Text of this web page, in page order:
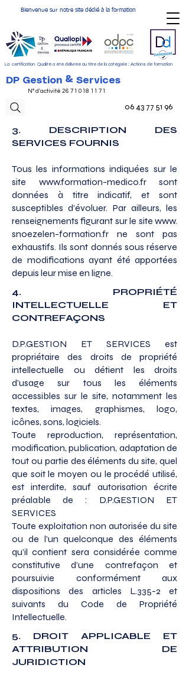
Bienvenue sur notre site dédié à la formation
La certification Qualité a été délivrée au titre de la catégorie : Actions de formation
N° d'activité 26 71 018 11 71
06 43 77 51 96
DP Gestion & Services
3. DESCRIPTION DES
SERVICES FOURNIS
Tous les informations indiquées sur le
site www.​formation-​medico.​fr sont
données à titre indicatif, et sont
susceptibles d’évoluer. Par ailleurs, les
renseignements figurant sur le site www.​
snoezelen-​formation.​fr ne sont pas
exhaustifs. Ils sont donnés sous réserve
de modifications ayant été apportées
depuis leur mise en ligne.
4. PROPRIÉTÉ
INTELLECTUELLE ET
CONTREFAÇONS
D.P.GESTION ET SERVICES est
propriétaire des droits de propriété
intellectuelle ou détient les droits
d’usage sur tous les éléments
accessibles sur le site, notamment les
textes, images, graphismes, logo,
icônes, sons, logiciels.
Toute reproduction, représentation,
modification, publication, adaptation de
tout ou partie des éléments du site, quel
que soit le moyen ou le procédé utilisé,
est interdite, sauf autorisation écrite
préalable de : D.P.GESTION ET
SERVICES
Toute exploitation non autorisée du site
ou de l’un quelconque des éléments
qu’il contient sera considérée comme
constitutive d’une contrefaçon et
poursuivie conformément aux
dispositions des articles L.335-2 et
suivants du Code de Propriété
Intellectuelle.
5. DROIT APPLICABLE ET
ATTRIBUTION DE
JURIDICTION